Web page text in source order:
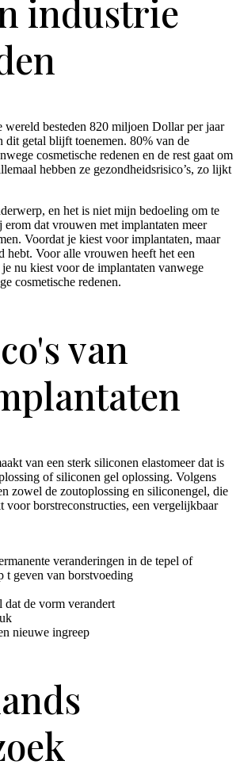
industrie
wereld besteden 820 miljoen Dollar per jaar
dit getal blijft toenemen. 80% van de
cosmetische redenen en de rest gaat om
hebben ze gezondheidsrisico’s, zo lijkt
en het is niet mijn bedoeling om te
dat vrouwen met implantaten meer
Voordat je kiest voor implantaten, maar
hebt. Voor alle vrouwen heeft het een
nu kiest voor de implantaten vanwege
cosmetische redenen.
van
van een sterk siliconen elastomeer dat is
of siliconen gel oplossing. Volgens
zowel de zoutoplossing en siliconengel, die
voor borstreconstructies, een vergelijkbaar
veranderingen in de tepel of
t geven van borstvoeding
dat de vorm verandert
nieuwe ingreep